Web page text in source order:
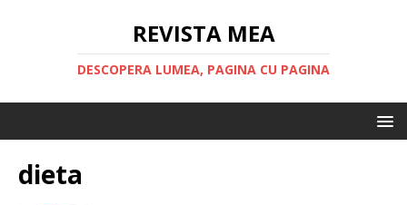
REVISTA MEA
DESCOPERA LUMEA, PAGINA CU PAGINA
dieta